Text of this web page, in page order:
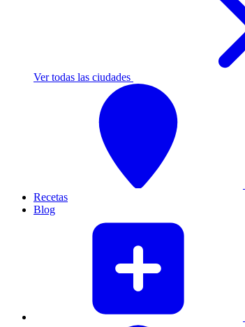
Ver todas las ciudades
Recetas
Blog